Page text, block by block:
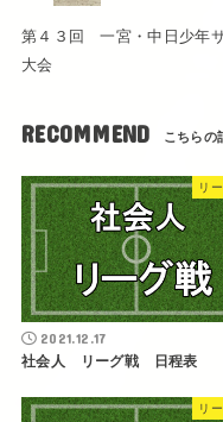
第４３回 一宮・中日少年
大会
RECOMMEND
リ
2021.12.17
社会人 リーグ戦 日程表
リ